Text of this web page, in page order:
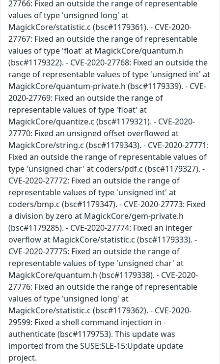
27766: Fixed an outside the range of representable
values of type 'unsigned long' at
MagickCore/statistic.c (bsc#1179361). - CVE-2020-
27767: Fixed an outside the range of representable
values of type 'float' at MagickCore/quantum.h
(bsc#1179322). - CVE-2020-27768: Fixed an outside the
range of representable values of type 'unsigned int' at
MagickCore/quantum-private.h (bsc#1179339). - CVE-
2020-27769: Fixed an outside the range of
representable values of type 'float' at
MagickCore/quantize.c (bsc#1179321). - CVE-2020-
27770: Fixed an unsigned offset overflowed at
MagickCore/string.c (bsc#1179343). - CVE-2020-27771:
Fixed an outside the range of representable values of
type 'unsigned char' at coders/pdf.c (bsc#1179327). -
CVE-2020-27772: Fixed an outside the range of
representable values of type 'unsigned int' at
coders/bmp.c (bsc#1179347). - CVE-2020-27773: Fixed
a division by zero at MagickCore/gem-private.h
(bsc#1179285). - CVE-2020-27774: Fixed an integer
overflow at MagickCore/statistic.c (bsc#1179333). -
CVE-2020-27775: Fixed an outside the range of
representable values of type 'unsigned char' at
MagickCore/quantum.h (bsc#1179338). - CVE-2020-
27776: Fixed an outside the range of representable
values of type 'unsigned long' at
MagickCore/statistic.c (bsc#1179362). - CVE-2020-
29599: Fixed a shell command injection in -
authenticate (bsc#1179753). This update was
imported from the SUSE:SLE-15:Update update
project.